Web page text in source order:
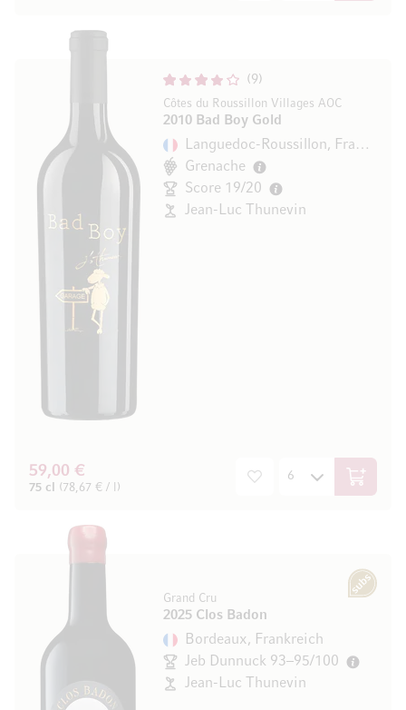
9
Côtes du Roussillon Villages AOC
2010 Bad Boy Gold
Languedoc-Roussillon, Frankreich
Grenache
Score 19/20
Jean-Luc Thunevin
59,00 €
75 cl (78,67 € / l) In den
Grand Cru
2025 Clos Badon
Subscription
Bordeaux, Frankreich
Jeb Dunnuck 93–95/100
Jean-Luc Thunevin